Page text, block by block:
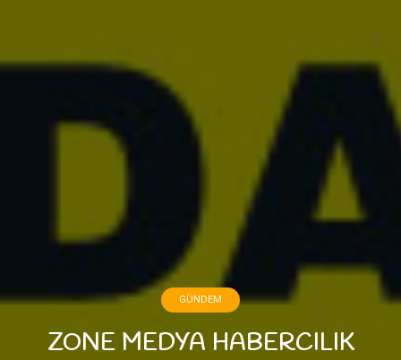
GÜNDEM
ZONE MEDYA HABERCILIK